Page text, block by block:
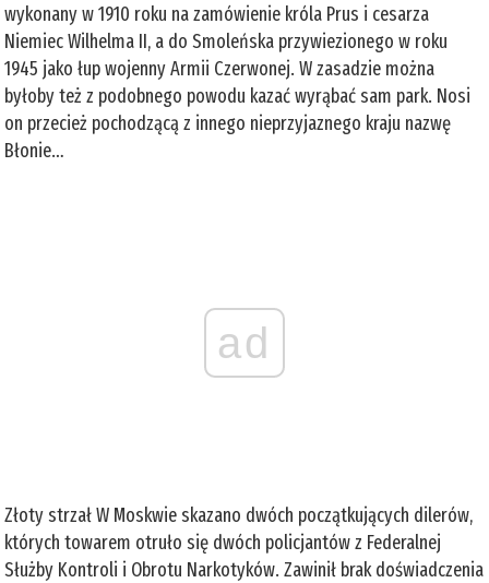
wykonany w 1910 roku na zamówienie króla Prus i cesarza
Niemiec Wilhelma II, a do Smoleńska przywiezionego w roku
1945 jako łup wojenny Armii Czerwonej. W zasadzie można
byłoby też z podobnego powodu kazać wyrąbać sam park. Nosi
on przecież pochodzącą z innego nieprzyjaznego kraju nazwę
Błonie…
ad
Złoty strzał W Moskwie skazano dwóch początkujących dilerów,
których towarem otruło się dwóch policjantów z Federalnej
Służby Kontroli i Obrotu Narkotyków. Zawinił brak doświadczenia